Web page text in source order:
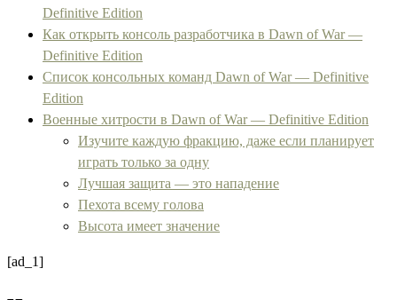
Definitive Edition
Как открыть консоль разработчика в Dawn of War —
Definitive Edition
Список консольных команд Dawn of War — Definitive
Edition
Военные хитрости в Dawn of War — Definitive Edition
Изучите каждую фракцию, даже если планирует
играть только за одну
Лучшая защита — это нападение
Пехота всему голова
Высота имеет значение
[ad_1]